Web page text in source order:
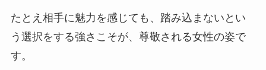
たとえ相手に魅力を感じても、踏み込まないとい
う選択をする強さこそが、尊敬される女性の姿で
す。